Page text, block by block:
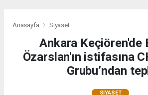
Anasayfa Siyaset
Ankara Keçiören'de
Özarslan'ın istifasına
Grubu’ndan
SIYASET